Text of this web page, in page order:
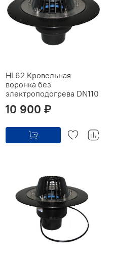
HL62 Кровельная
воронка без
электроподогрева DN110
10 900 ₽